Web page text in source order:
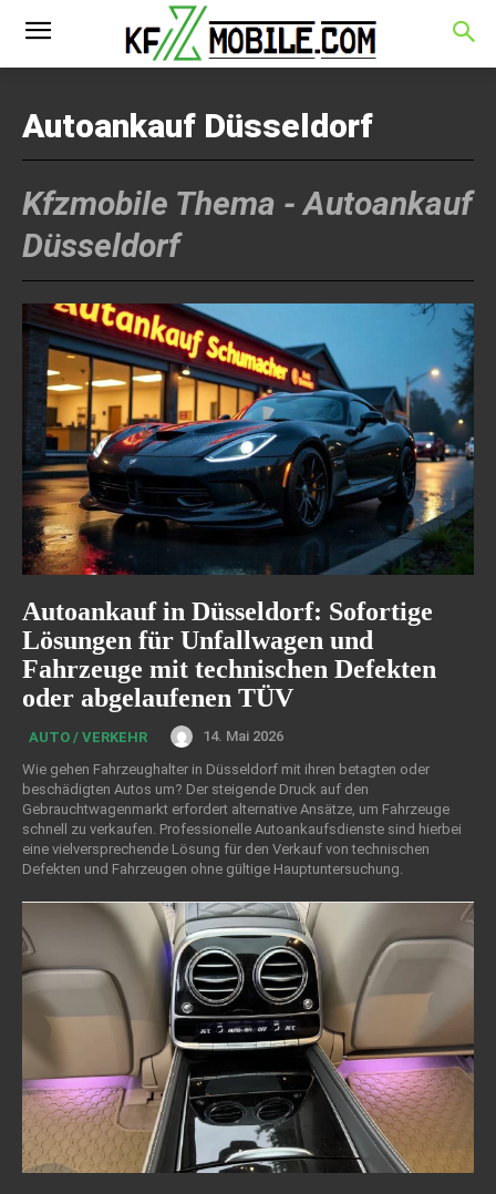
Autoankauf Düsseldorf
Kfzmobile Thema -Autoankauf
Düsseldorf
Autoankauf in Düsseldorf: Sofortige
Lösungen für Unfallwagen und
Fahrzeuge mit technischen Defekten
oder abgelaufenen TÜV
AUTO / VERKEHR
14. Mai 2026
Wie gehen Fahrzeughalter in Düsseldorf mit ihren betagten oder
beschädigten Autos um? Der steigende Druck auf den
Gebrauchtwagenmarkt erfordert alternative Ansätze, um Fahrzeuge
schnell zu verkaufen. Professionelle Autoankaufsdienste sind hierbei
eine vielversprechende Lösung für den Verkauf von technischen
Defekten und Fahrzeugen ohne gültige Hauptuntersuchung.